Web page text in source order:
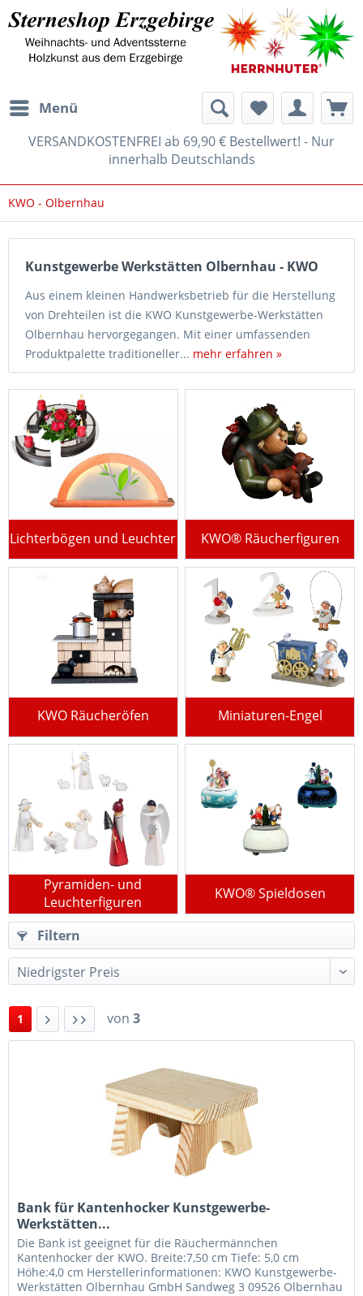
Menü
VERSANDKOSTENFREI ab 69,90 € Bestellwert! - Nur
innerhalb Deutschlands
KWO - Olbernhau
Kunstgewerbe Werkstätten Olbernhau - KWO
Aus einem kleinen Handwerksbetrieb für die Herstellung
von Drehteilen ist die KWO Kunstgewerbe-Werkstätten
Olbernhau hervorgegangen. Mit einer umfassenden
Produktpalette traditioneller... mehr erfahren »
Lichterbögen und Leuchter KWO® Räucherfiguren
KWO Räucheröfen Miniaturen-Engel
Pyramiden- und
Leuchterfiguren
KWO® Spieldosen
Filtern
1 von 3
Bank für Kantenhocker Kunstgewerbe-
Werkstätten...
Die Bank ist geeignet für die Räuchermännchen
Kantenhocker der KWO. Breite:7,50 cm Tiefe: 5,0 cm
Höhe:4,0 cm Herstellerinformationen: KWO Kunstgewerbe-
Werkstätten Olbernhau GmbH Sandweg 3 09526 Olbernhau